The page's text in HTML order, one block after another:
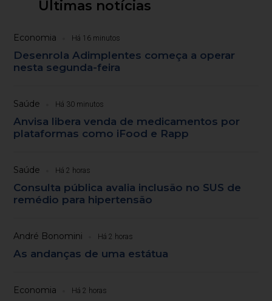
Últimas notícias
Economia Há 16 minutos
Desenrola Adimplentes começa a operar
nesta segunda-feira
Saúde Há 30 minutos
Anvisa libera venda de medicamentos por
plataformas como iFood e Rapp
Saúde Há 2 horas
Consulta pública avalia inclusão no SUS de
remédio para hipertensão
André Bonomini Há 2 horas
As andanças de uma estátua
Economia Há 2 horas